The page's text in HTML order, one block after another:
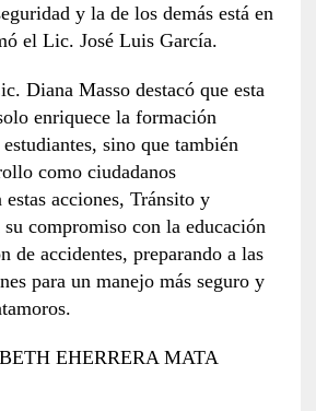
y la de los demás está en
el Lic. José Luis García.
Diana Masso destacó que esta
enriquece la formación
sino que también
como ciudadanos
estas acciones, Tránsito y
compromiso con la educación
de accidentes, preparando a las
para un manejo más seguro y
EHERRERA MATA